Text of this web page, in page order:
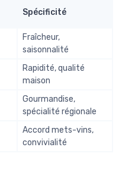
Spécificité
Fraîcheur,
saisonnalité
Rapidité, qualité
maison
Gourmandise,
spécialité régionale
Accord mets-vins,
convivialité